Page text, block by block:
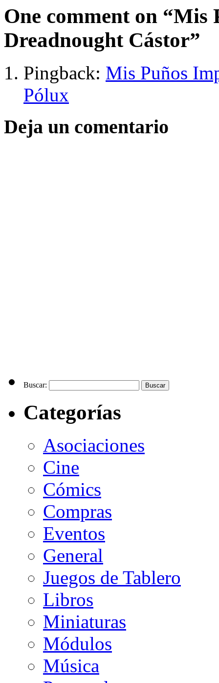
One comment on “Mis
Dreadnought Cástor”
Pingback: Mis Puños
Pólux
Deja un comentario
Buscar:
Categorías
Asociaciones
Cine
Cómics
Compras
Eventos
General
Juegos de Tablero
Libros
Miniaturas
Módulos
Música